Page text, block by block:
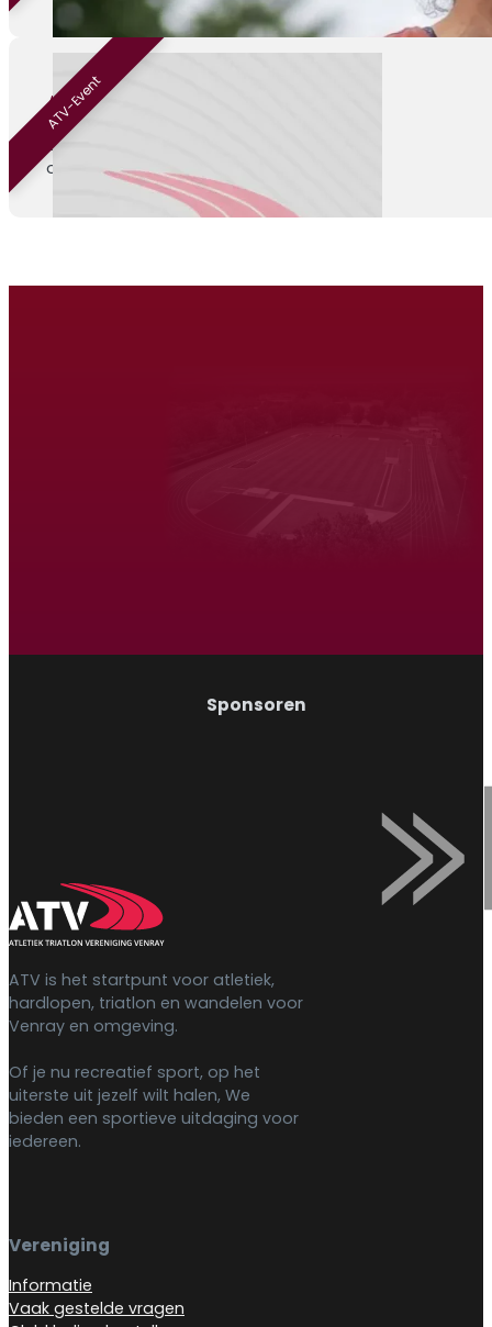
ATV Kamp
04-09-2026
onbekend
ATV-Event
Sponsoren
ATV is het startpunt voor atletiek,
hardlopen, triatlon en wandelen voor
Venray en omgeving.
Of je nu recreatief sport, op het
uiterste uit jezelf wilt halen, We
bieden een sportieve uitdaging voor
iedereen.
Vereniging
Informatie
Vaak gestelde vragen